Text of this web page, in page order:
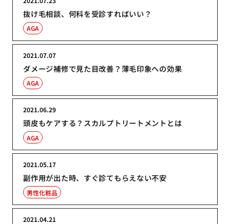
抜け毛相談、何科を受診すればいい？
AGA
ダメージ補修で見た目改善？薄毛印象への効果
2021.07.07
AGA
頭皮もケアする？スカルプトリートメントとは
2021.06.29
AGA
副作用が出た時、すぐ診てもらえない不安
2021.05.17
男性化粧品
2021.04.21